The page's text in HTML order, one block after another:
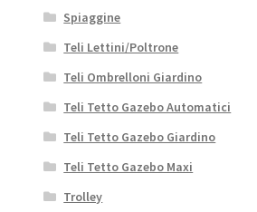
Spiaggine
Teli Lettini/Poltrone
Teli Ombrelloni Giardino
Teli Tetto Gazebo Automatici
Teli Tetto Gazebo Giardino
Teli Tetto Gazebo Maxi
Trolley